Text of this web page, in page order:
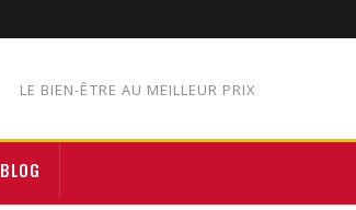
LE BIEN-ÊTRE AU MEILLEUR PRIX
BLOG